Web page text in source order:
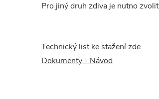
Pro jiný druh zdiva je nutno
Technický list ke stažení zde
Dokumenty - Návod